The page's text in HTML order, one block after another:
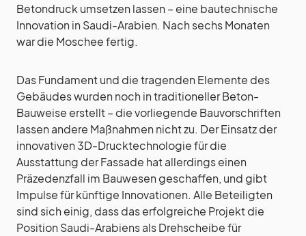
Betondruck umsetzen lassen – eine bautechnische
Innovation in Saudi-Arabien. Nach sechs Monaten
war die Moschee fertig.
Das Fundament und die tragenden Elemente des
Gebäudes wurden noch in traditioneller Beton-
Bauweise erstellt – die vorliegende Bauvorschriften
lassen andere Maßnahmen nicht zu. Der Einsatz der
innovativen 3D-Drucktechnologie für die
Ausstattung der Fassade hat allerdings einen
Präzedenzfall im Bauwesen geschaffen, und gibt
Impulse für künftige Innovationen. Alle Beteiligten
sind sich einig, dass das erfolgreiche Projekt die
Position Saudi-Arabiens als Drehscheibe für